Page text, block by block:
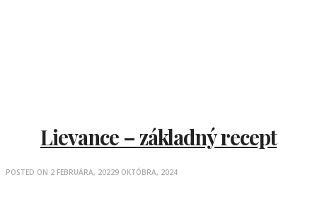
Lievance – základný recept
POSTED ON 2 FEBRUÁRA, 20229 OKTÓBRA, 2024